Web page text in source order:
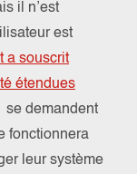
il n’est
est
a souscrit
étendues
se demandent
fonctionnera
leur système